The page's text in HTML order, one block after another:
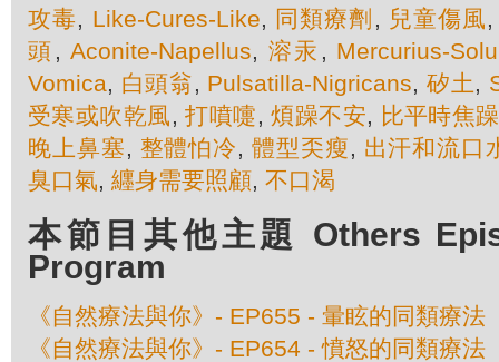
攻毒, Like-Cures-Like, 同類療劑 , 兒童傷風
頭 ,Aconite-Napellus, 溶汞 , Mercurius-
Vomica, 白頭翁, Pulsatilla-Nigricans,矽土,
受寒或吹乾風,打噴嚏,煩躁不安, 比平時焦躁
晚上鼻塞, 整體怕冷, 體型奀瘦, 出汗和流口
臭口氣, 纒身需要照顧, 不口渴
本節目其他主題 Others
Program
《自然療法與你》- EP655 - 暈眩的同類療法
《自然療法與你》- EP654 - 憤怒的同類療法